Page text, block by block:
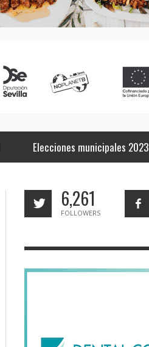
Elecciones municipales 2023
6,261
FOLLOWERS